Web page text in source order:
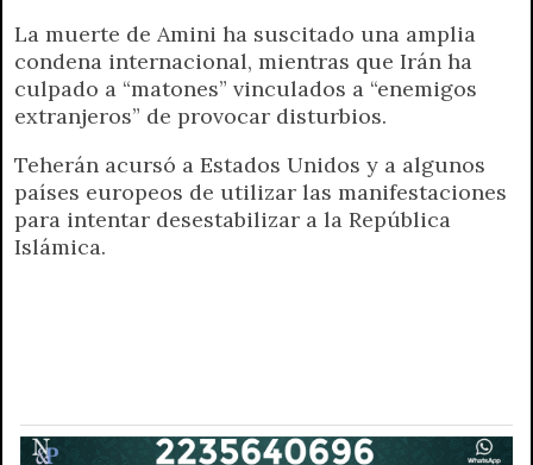
La muerte de Amini ha suscitado una amplia
condena internacional, mientras que Irán ha
culpado a “matones” vinculados a “enemigos
extranjeros” de provocar disturbios.
Teherán acursó a Estados Unidos y a algunos
países europeos de utilizar las manifestaciones
para intentar desestabilizar a la República
Islámica.